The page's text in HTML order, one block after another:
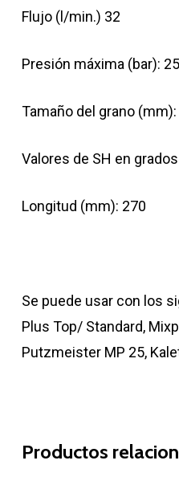
Flujo (l/min.) 32
Presión máxima (bar): 25
Tamaño del grano (mm):
Valores de SH en
Longitud (mm): 270
Se puede usar con los
Plus Top/ Standard,
Putzmeister MP 25,
Productos